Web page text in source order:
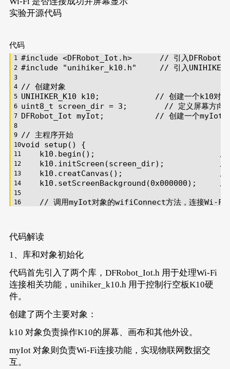
实验开源代码
代码
#include <DFRobot_Iot.h>      // 引入DFRobot_Iot
#include "unihiker_k10.h" // 引入
// 创建对象
UNIHIKER_K10 k10; // 创建一个k10对象
uint8_t screen_dir = 3 ; // 定义屏幕方向
DFRobot_Iot myIot; // 创建一个myIot对
// 主程序开始
void
setup ()
{
    k10.
begin (); //
    k10.initScreen(screen_dir);
//
    k10.creatCanvas();
//
    k10.setScreenBackground(
0x000000); //
// 调用myIot对象的wifiConnect方法，连接Wi-Fi
// 在画布上显示初始信息
// 显示标题文本，字体大小为3，颜色为红色（
    k10.canvas->canvasText(
// 显示IP地址信息，将字符串 "IP地址："与
    k10.canvas->canvasText((
String("IP地址："
    k10.canvas->updateCanvas();
}
void loop() {
// 判断当前Wi-Fi连接状态
if (myIot.wifiStatus()) {
// 当Wi-Fi连接成功时，执行以下操作：
        k10.setScreenBackground(
0xFFFFFF);
代码解读
1、库和对象初始化
代码首先引入了两个库，DFRobot_Iot.h 用于处理Wi-Fi
连接相关功能，unihiker_k10.h 用于控制行空板K10硬
件。
创建了两个主要对象：
k10 对象负责操作K10的屏幕、画布和其他外设。
myIot 对象则负责Wi-Fi连接功能，实现物联网数据交
互。